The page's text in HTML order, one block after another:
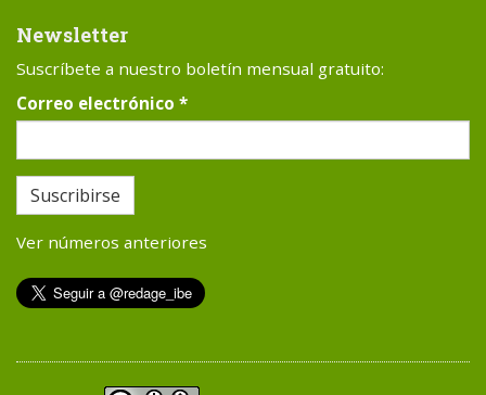
Newsletter
Suscríbete a nuestro boletín mensual gratuito:
Correo electrónico *
Suscribirse
Ver números anteriores